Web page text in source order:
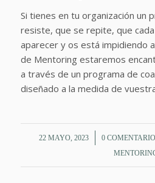
Si tienes en tu organización un
resiste, que se repite, que
aparecer y os está impidiendo
de Mentoring estaremos
a través de un programa de
diseñado a la medida de
22 MAYO, 2023
/ 0 /